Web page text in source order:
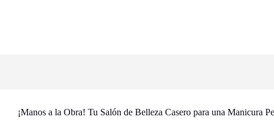
¡Manos a la Obra! Tu Salón de Belleza Casero para una Manicura